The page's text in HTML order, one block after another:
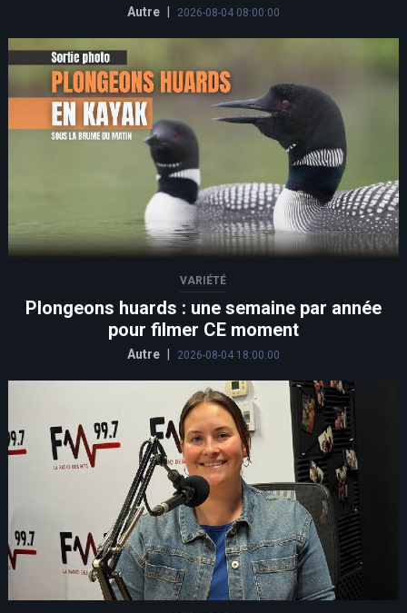
Autre 2026-08-04 08:00:00
VARIÉTÉ
Plongeons huards : une semaine par année
pour filmer CE moment
Autre 2026-08-04 18:00:00